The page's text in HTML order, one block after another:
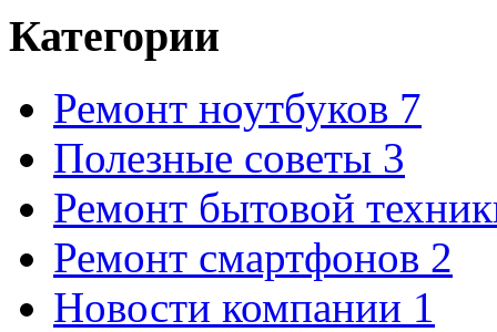
Категории
Ремонт ноутбуков 7
Полезные советы 3
Ремонт бытовой
Ремонт смартфонов 2
Новости компании 1